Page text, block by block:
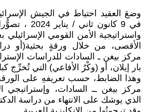
وضعَ العقيد احتياط في الجيش
في 9 كانون
واستراتيجية الأمن القومي
الأقصى، من خلال ورقةٍ بحثية(أو
مركز بيغن ـ السادات للدراسات
بار إيلان، أو (وكْرُ الأفاعي) التي تُخرِّج
وهذا الضابط، حسب تعريفهِ على
مركز بيغن ــ السادات، وإستراتيجي
الذي يوشك على الانتهاء من دراسة